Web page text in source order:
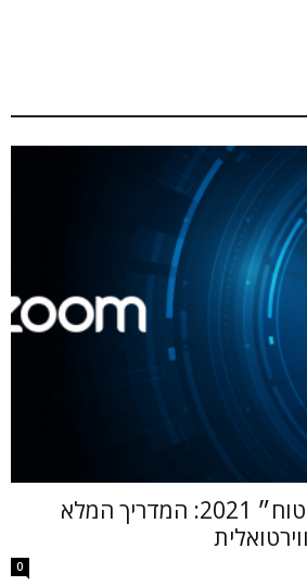
יום ״האינטרנט הבטוח״ 2021: המדריך המלא
0